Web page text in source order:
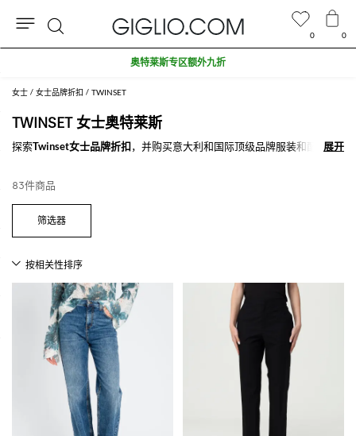
女士 女士品牌折扣 TWINSET
TWINSET 女士奥特莱斯
探索Twinset女士品牌折扣，并购买意大利和国际顶级品牌服装和配饰。
展开
展开
83件商品
0 0
奥特莱斯专区额外九折